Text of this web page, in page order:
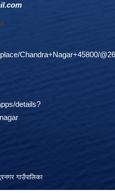
Chandra+Nagar+45800/
details?
गाउँपालिका